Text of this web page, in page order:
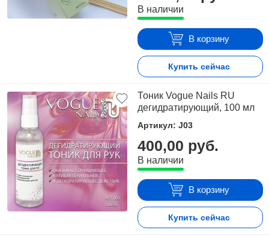
В наличии
В корзину
Купить сейчас
Тоник Vogue Nails RU
дегидратирующий, 100 мл
Артикул: J03
400,00 руб.
В наличии
В корзину
Купить сейчас